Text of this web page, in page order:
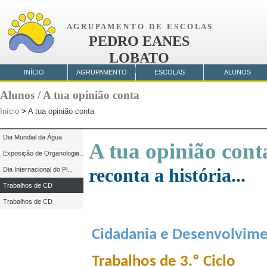
A G R U P A M E N T O D E E S C O L A S
PEDRO EANES
LOBATO
AMORA
Início > A tua opinião conta
Cidadania e
Trabalhos de 3.º Ciclo
A tua opinião
reconta a história...
Alunos / A tua opinião conta
Dia Mundial da Água
Exposição de Organologia...
Dia Internacional do Pi...
Trabalhos de CD
Trabalhos de CD
INÍCIO AGRUPAMENTO ESCOLAS ALUNOS